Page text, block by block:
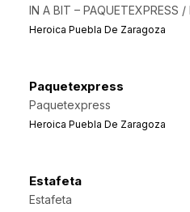
IN A BIT – PAQUETEXPRESS
Heroica Puebla De Zaragoza
Paquetexpress
Paquetexpress
Heroica Puebla De Zaragoza
Estafeta
Estafeta